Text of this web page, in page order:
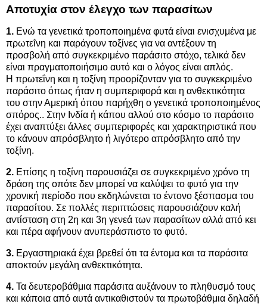
Αποτυχία στον έλεγχο των παρασίτων
1. Ενώ τα γενετικά τροποποιημένα φυτά είναι ενισχυμένα με
πρωτεΐνη και παράγουν τοξίνες για να αντέξουν τη
προσβολή από συγκεκριμένο παράσιτο στόχο, τελικά δεν
είναι πραγματοποιήσιμο αυτό και ο λόγος είναι απλός.
Η πρωτεΐνη και η τοξίνη προορίζονταν για το συγκεκριμένο
παράσιτο όπως ήταν η συμπεριφορά και η ανθεκτικότητα
του στην Αμερική όπου παρήχθη ο γενετικά τροποποιημένος
σπόρος.. Στην Ινδία ή κάπου αλλού στο κόσμο το παράσιτο
έχει αναπτύξει άλλες συμπεριφορές και χαρακτηριστικά που
το κάνουν απρόσβλητο ή λιγότερο απρόσβλητο από την
τοξίνη.
2. Επίσης η τοξίνη παρουσιάζει σε συγκεκριμένο χρόνο τη
δράση της οπότε δεν μπορεί να καλύψει το φυτό για την
χρονική περίοδο που εκδηλώνεται το έντονο ξέσπασμα του
παρασίτου. Σε πολλές περιπτώσεις παρουσιάζουν καλή
αντίσταση στη 2η και 3η γενεά των παρασίτων αλλά από κει
και πέρα αφήνουν ανυπεράσπιστο το φυτό.
3. Εργαστηριακά έχει βρεθεί ότι τα έντομα και τα παράσιτα
αποκτούν μεγάλη ανθεκτικότητα.
4. Τα δευτεροβάθμια παράσιτα αυξάνουν το πληθυσμό τους
και κάποια από αυτά αντικαθιστούν τα πρωτοβάθμια δηλαδή